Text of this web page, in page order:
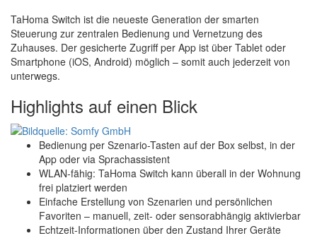
TaHoma Switch ist die neueste Generation der smarten
Steuerung zur zentralen Bedienung und Vernetzung des
Zuhauses. Der gesicherte Zugriff per App ist über Tablet oder
Smartphone (iOS, Android) möglich – somit auch jederzeit von
unterwegs.
Highlights auf einen Blick
Bedienung per Szenario-Tasten auf der Box selbst, in der
App oder via Sprachassistent
WLAN-fähig: TaHoma Switch kann überall in der Wohnung
frei platziert werden
Einfache Erstellung von Szenarien und persönlichen
Favoriten – manuell, zeit- oder sensorabhängig aktivierbar
Echtzeit-Informationen über den Zustand Ihrer Geräte